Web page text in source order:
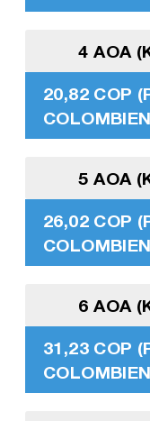
4 AOA
20,82 COP
5 AOA
26,02 COP
6 AOA
31,23 COP